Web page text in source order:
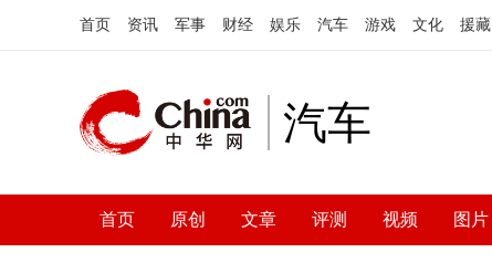
首页 资讯 军事 财经 娱乐 汽车 游戏 文化 援藏
汽车
首页 原创 文章 评测 视频 图片